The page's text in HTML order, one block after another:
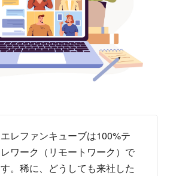
エレファンキューブは100%テ
レワーク（リモートワーク）で
す。稀に、どうしても来社した